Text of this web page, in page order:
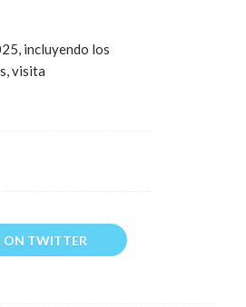
incluyendo los
visita
ON TWITTER